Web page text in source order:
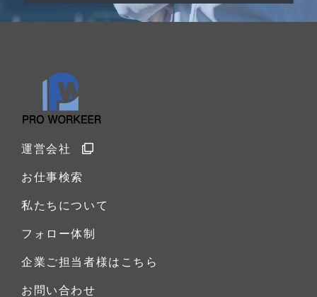
運営会社
お仕事検索
私たちについて
フォロー体制
企業ご担当者様はこちら
お問い合わせ